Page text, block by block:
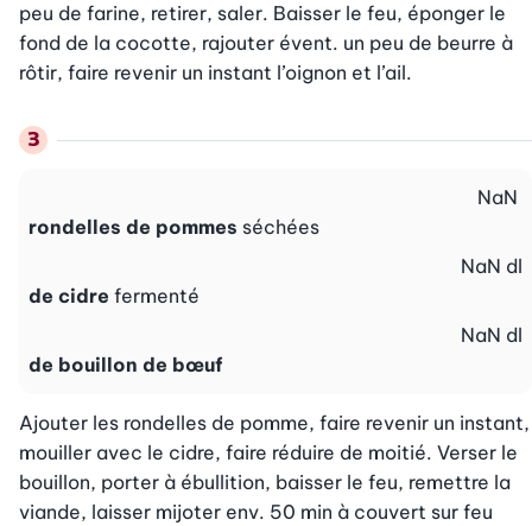
peu de farine, retirer, saler. Baisser le feu, éponger le
fond de la cocotte, rajouter évent. un peu de beurre à
rôtir, faire revenir un instant l’oignon et l’ail.
rondelles de pommes séchées
NaN
de cidre fermenté
NaN dl
de bouillon de bœuf
NaN dl
Ajouter les rondelles de pomme, faire revenir un instant,
mouiller avec le cidre, faire réduire de moitié. Verser le
bouillon, porter à ébullition, baisser le feu, remettre la
viande, laisser mijoter env. 50 min à couvert sur feu